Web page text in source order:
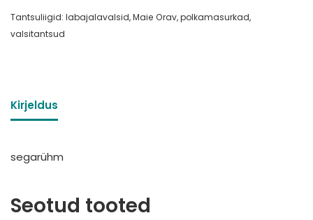
Tantsuliigid: labajalavalsid,Maie Orav,polkamasurkad,
valsitantsud
Kirjeldus
segarühm
Seotud tooted